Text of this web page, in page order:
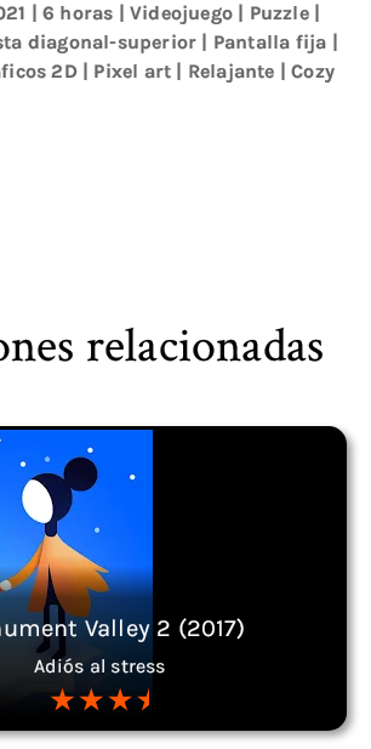
| 6 horas |Videojuego | Puzzle|
diagonal-superior | Pantalla fija |
2D| Pixel art | Relajante |Cozy
relacionadas
Valley 2 (2017)
Adiós al stress